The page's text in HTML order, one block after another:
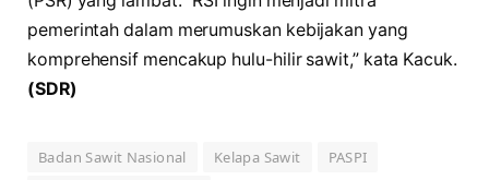
pemerintah dalam merumuskan kebijakan yang
komprehensif mencakup hulu-hilir sawit,” kata Kacuk.
(SDR)
Badan Sawit Nasional Kelapa Sawit
PASPI